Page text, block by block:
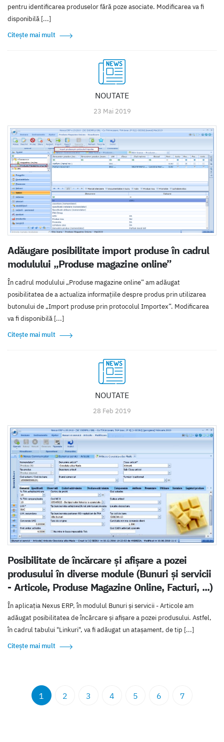
pentru identificarea produselor fără poze asociate. Modificarea va fi
disponibilă [...]
Citește mai mult
NOUTATE
23 Mai 2019
Adăugare posibilitate import produse în cadrul
modulului „Produse magazine online”
În cadrul modulului „Produse magazine online” am adăugat
posibilitatea de a actualiza informațiile despre produs prin utilizarea
butonului de „Import produse prin protocolul Importex”. Modificarea
va fi disponibilă [...]
Citește mai mult
NOUTATE
28 Feb 2019
Posibilitate de încărcare și afișare a pozei
produsului în diverse module (Bunuri și servicii
- Articole, Produse Magazine Online, Facturi, ...)
În aplicația Nexus ERP, în modulul Bunuri și servicii - Articole am
adăugat posibilitatea de încărcare și afișare a pozei produsului. Astfel,
în cadrul tabului "Linkuri", va fi adăugat un atașament, de tip [...]
Citește mai mult
1 2 3 4 5 6 7